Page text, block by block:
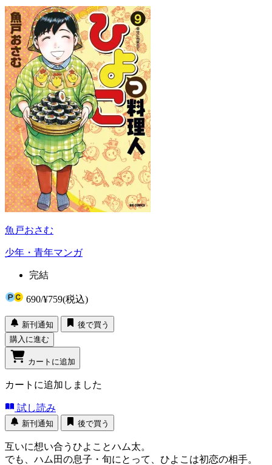
魚戸おさむ
少年・青年マンガ
完結
690/¥759(税込)
新刊通知
後で買う
購入に進む
カートに追加
カートに追加しました
試し読み
新刊通知 後で買う
互いに想い合うひよことハム太。
でも、ハム田の息子・旬にとって、ひよこは初恋の相手。